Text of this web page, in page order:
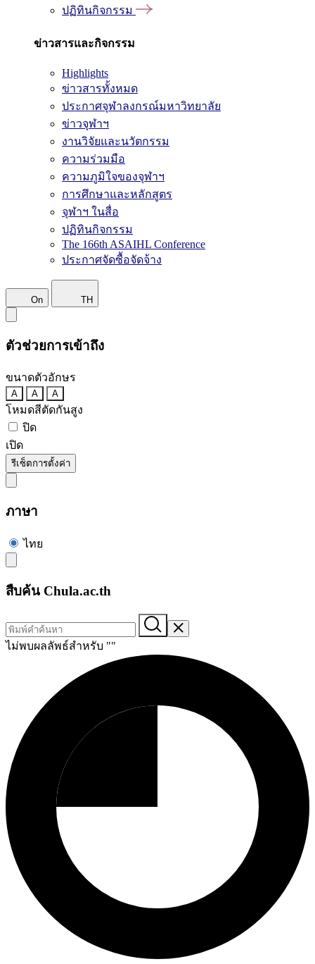
ปฏิทินกิจกรรม
ข่าวสารและกิจกรรม
Highlights
ข่าวสารทั้งหมด
ประกาศจุฬาลงกรณ์มหาวิทยาลัย
ข่าวจุฬาฯ
งานวิจัยและนวัตกรรม
ความร่วมมือ
ความภูมิใจของจุฬาฯ
การศึกษาและหลักสูตร
จุฬาฯ ในสื่อ
ปฏิทินกิจกรรม
The 166th ASAIHL Conference
ประกาศจัดซื้อจัดจ้าง
On TH
ตัวช่วยการเข้าถึง
ขนาดตัวอักษร
A A A
โหมดสีตัดกันสูง
ปิด
เปิด
รีเซ็ตการตั้งค่า
ภาษา
ไทย
สืบค้น Chula.ac.th
ไม่พบผลลัพธ์สำหรับ ""